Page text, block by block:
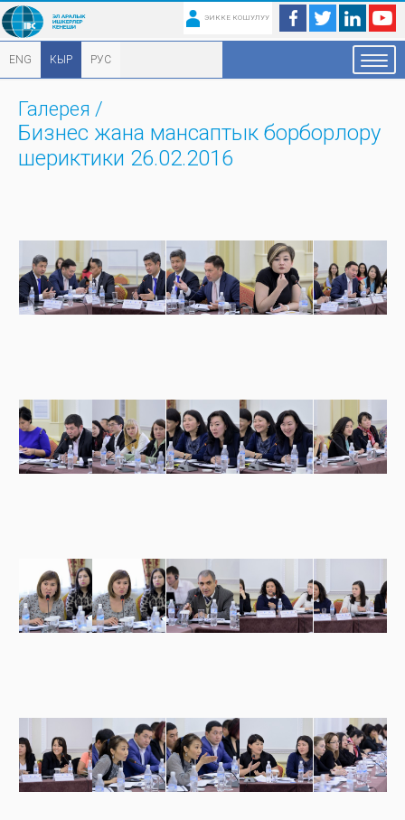
ЭИККЕ КОШУЛУУ
ENG КЫР РУС
Галерея /
Бизнес жана мансаптык борборлору
шериктики 26.02.2016